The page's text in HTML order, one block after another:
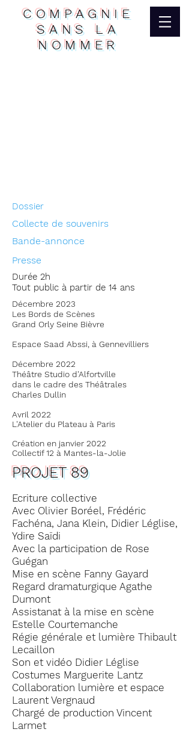
COMPAGNIE
SANS LA
NOMMER
Dossier
Collecte de souvenirs
Bande-annonce
Presse
Durée 2h
Tout public à partir de 14 ans
Décembre 2023
Les Bords de Scènes
Grand Orly Seine Bièvre
Espace Saad Abssi, à Gennevilliers
Décembre 2022​
Théâtre Studio d'Alfortville
dans le cadre des Théâtrales
Charles Dullin
Avril 2022
L'Atelier du Plateau à Paris
Création en janvier 2022
Collectif 12 à Mantes-la-Jolie
PROJET 89
Ecriture collective
Avec Olivier Boréel, Frédéric
Fachéna, Jana Klein, Didier Léglise,
Ydire Saïdi
Avec la participation de Rose
Guégan
Mise en scène Fanny Gayard
Regard dramaturgique Agathe
Dumont
Assistanat à la mise en scène
Estelle Courtemanche
Régie générale et lumière Thibault
Lecaillon
Son et vidéo Didier Léglise
Costumes Marguerite Lantz
Collaboration lumière et espace
Laurent Vergnaud
Chargé de production Vincent
Larmet